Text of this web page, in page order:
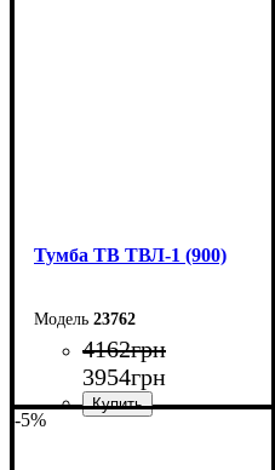
Тумба ТВ ТВЛ-1 (900)
23762
4162грн
3954грн
-5%